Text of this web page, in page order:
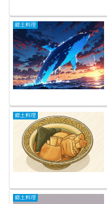
郷土料理
郷土料理
郷土料理